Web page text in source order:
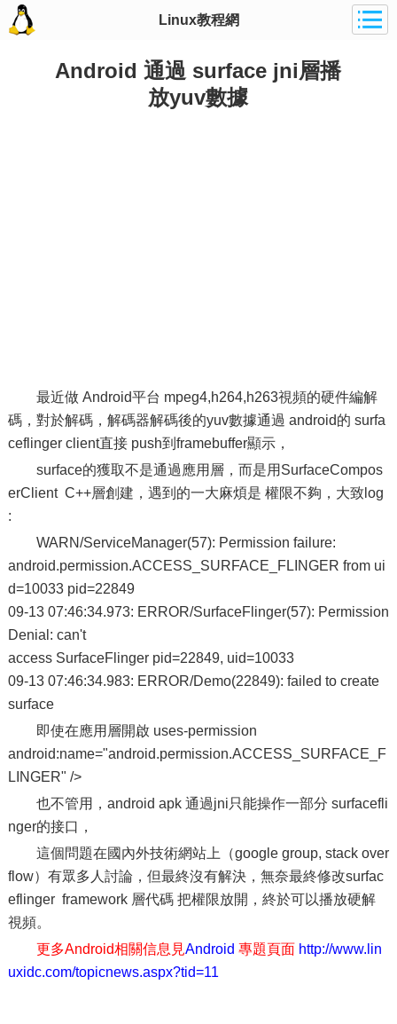
Linux教程網
Android 通過 surface jni層播
放yuv數據
最近做 Android平台 mpeg4,h264,h263視頻的硬件編解
碼，對於解碼，解碼器解碼後的yuv數據通過 android的 surfa
ceflinger client直接 push到framebuffer顯示，
surface的獲取不是通過應用層，而是用SurfaceCompos
erClient C++層創建，遇到的一大麻煩是 權限不夠，大致log
:
WARN/ServiceManager(57): Permission failure:
android.permission.ACCESS_SURFACE_FLINGER from ui
d=10033 pid=22849
09-13 07:46:34.973: ERROR/SurfaceFlinger(57): Permission
Denial: can't
access SurfaceFlinger pid=22849, uid=10033
09-13 07:46:34.983: ERROR/Demo(22849): failed to create
surface
即使在應用層開啟 uses-permission
android:name="android.permission.ACCESS_SURFACE_F
LINGER" />
也不管用，android apk 通過jni只能操作一部分 surfacefli
nger的接口，
這個問題在國內外技術網站上（google group, stack over
flow）有眾多人討論，但最終沒有解決，無奈最終修改surfac
eflinger framework 層代碼 把權限放開，終於可以播放硬解
視頻。
更多Android相關信息見Android 專題頁面 http://www.lin
uxidc.com/topicnews.aspx?tid=11